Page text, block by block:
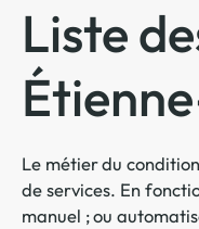
Liste
Le métier du
de services. En
manuel ; ou